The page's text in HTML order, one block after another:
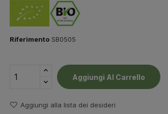
Riferimento SB0505
Aggiungi Al Carrello
Aggiungi alla lista dei desideri